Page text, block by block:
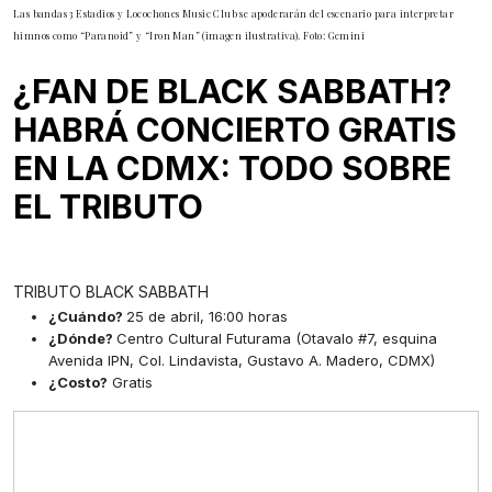
Las bandas 3 Estadios y Locochones Music Club se apoderarán del escenario para interpretar
himnos como “Paranoid” y “Iron Man” (imagen ilustrativa). Foto: Gemini
¿FAN DE BLACK SABBATH?
HABRÁ CONCIERTO GRATIS
EN LA CDMX: TODO SOBRE
EL TRIBUTO
TRIBUTO BLACK SABBATH
¿Cuándo? 25 de abril, 16:00 horas
¿Dónde? Centro Cultural Futurama (Otavalo #7, esquina
Avenida IPN, Col. Lindavista, Gustavo A. Madero, CDMX)
¿Costo? Gratis